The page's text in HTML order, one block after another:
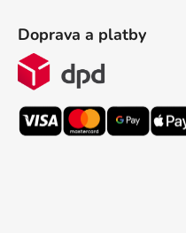
Doprava a platby